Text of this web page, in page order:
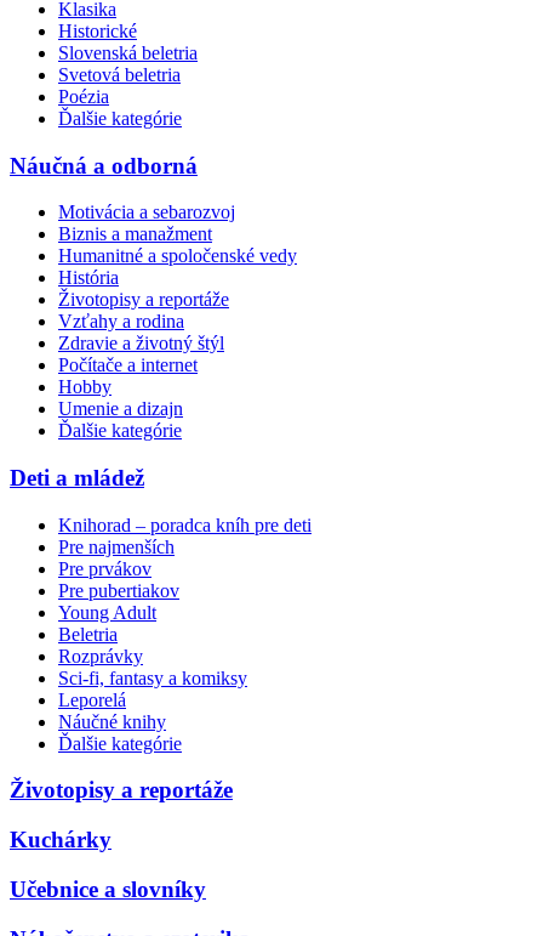
Klasika
Historické
Slovenská beletria
Svetová beletria
Poézia
Ďalšie kategórie
Náučná a odborná
Motivácia a sebarozvoj
Biznis a manažment
Humanitné a spoločenské vedy
História
Životopisy a reportáže
Vzťahy a rodina
Zdravie a životný štýl
Počítače a internet
Hobby
Umenie a dizajn
Ďalšie kategórie
Deti a mládež
Knihorad – poradca kníh pre deti
Pre najmenších
Pre prvákov
Pre pubertiakov
Young Adult
Beletria
Rozprávky
Sci-fi, fantasy a komiksy
Leporelá
Náučné knihy
Ďalšie kategórie
Životopisy a reportáže
Kuchárky
Učebnice a slovníky